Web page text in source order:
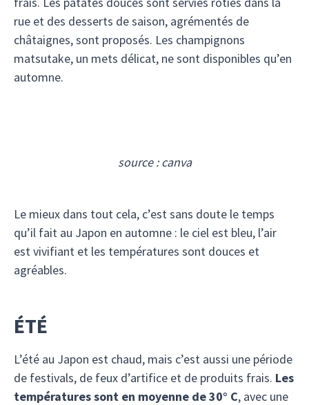
rue et des desserts de saison, agrémentés de
châtaignes, sont proposés. Les champignons
matsutake, un mets délicat, ne sont disponibles qu’en
automne.
source : canva
Le mieux dans tout cela, c’est sans doute le temps
qu’il fait au Japon en automne : le ciel est bleu, l’air
est vivifiant et les températures sont douces et
agréables.
ÉTÉ
L’été au Japon est chaud, mais c’est aussi une période
de festivals, de feux d’artifice et de produits frais. Les
températures sont en moyenne de 30° C, avec une